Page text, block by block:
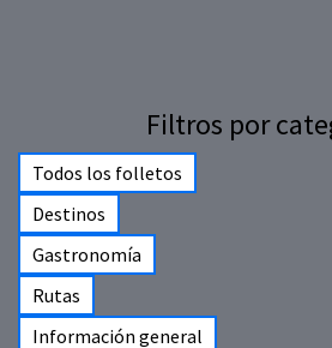
Filtros por
Todos los folletos
Destinos
Gastronomía
Rutas
Información general